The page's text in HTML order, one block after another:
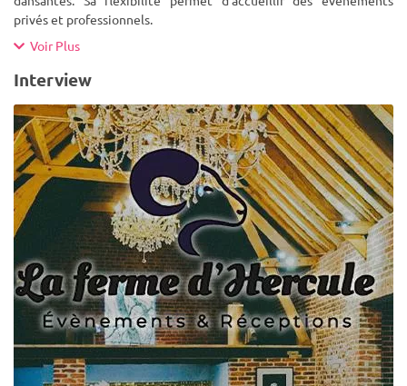
privés et professionnels.
Voir Plus
Interview